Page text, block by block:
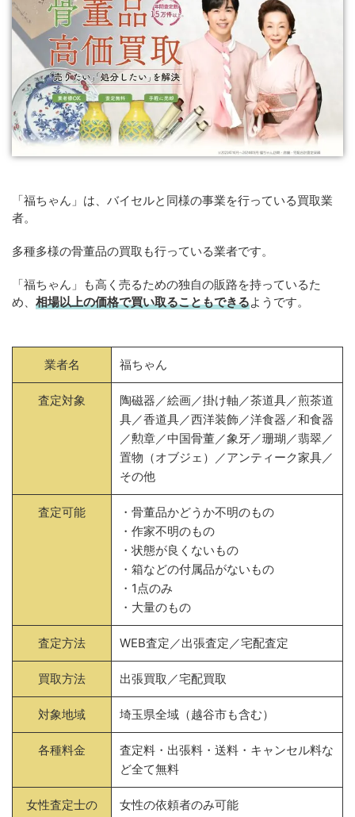
「福ちゃん」は、バイセルと同様の事業を行っている買取業
者。
多種多様の骨董品の買取も行っている業者です。
「福ちゃん」も高く売るための独自の販路を持っているた
め、 相場以上の価格で買い取ることもできるようです。
業者名 福ちゃん
査定対象
陶磁器／絵画／掛け軸／茶道具／煎茶道
具／香道具／西洋装飾／洋食器／和食器
／勲章／中国骨董／象牙／珊瑚／翡翠／
置物（オブジェ）／アンティーク家具／
その他
査定可能
・骨董品かどうか不明のもの
・作家不明のもの
・状態が良くないもの
・箱などの付属品がないもの
・1点のみ
・大量のもの
査定方法 WEB査定／出張査定／宅配査定
買取方法 出張買取／宅配買取
対象地域 埼玉県全域（越谷市も含む）
各種料金
査定料・出張料・送料・キャンセル料な
ど全て無料
女性査定士の
女性の依頼者のみ可能